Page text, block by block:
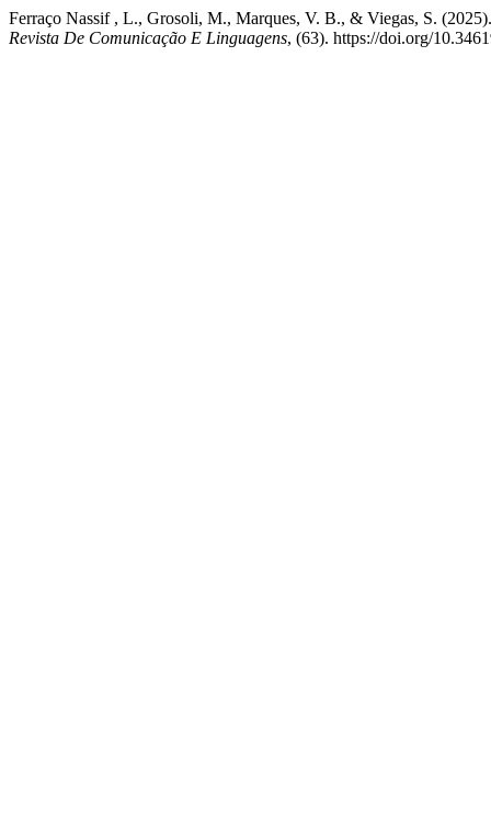
Ferraço Nassif , L., Grosoli, M., Marques, V. B., & Viegas, S.
Revista De Comunicação E Linguagens, (63). https://doi.org/